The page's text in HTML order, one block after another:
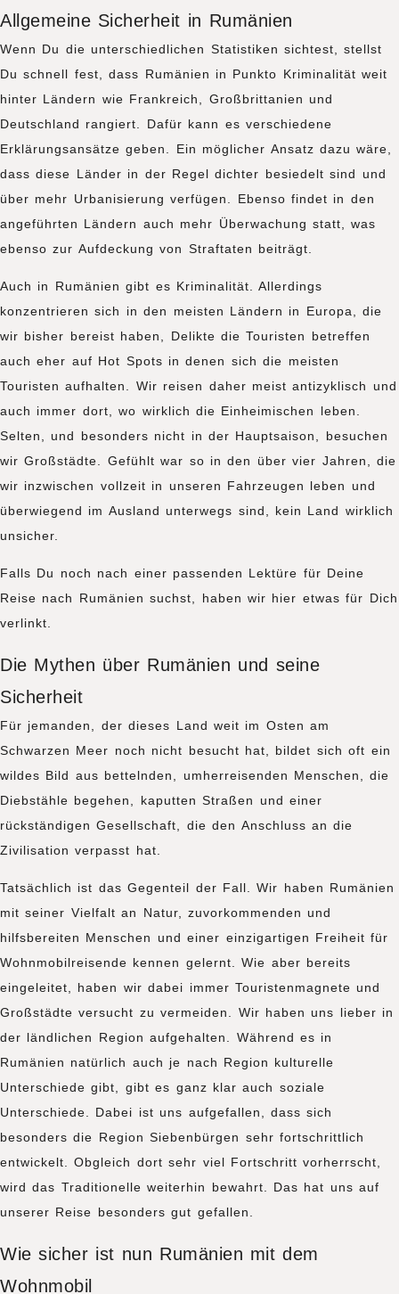
Allgemeine Sicherheit in Rumänien
Wenn Du die unterschiedlichen Statistiken sichtest, stellst
Du schnell fest, dass Rumänien in Punkto Kriminalität weit
hinter Ländern wie Frankreich, Großbrittanien und
Deutschland rangiert. Dafür kann es verschiedene
Erklärungsansätze geben. Ein möglicher Ansatz dazu wäre,
dass diese Länder in der Regel dichter besiedelt sind und
über mehr Urbanisierung verfügen. Ebenso findet in den
angeführten Ländern auch mehr Überwachung statt, was
ebenso zur Aufdeckung von Straftaten beiträgt.
Auch in Rumänien gibt es Kriminalität. Allerdings
konzentrieren sich in den meisten Ländern in Europa, die
wir bisher bereist haben, Delikte die Touristen betreffen
auch eher auf Hot Spots in denen sich die meisten
Touristen aufhalten. Wir reisen daher meist antizyklisch und
auch immer dort, wo wirklich die Einheimischen leben.
Selten, und besonders nicht in der Hauptsaison, besuchen
wir Großstädte. Gefühlt war so in den über vier Jahren, die
wir inzwischen vollzeit in unseren Fahrzeugen leben und
überwiegend im Ausland unterwegs sind, kein Land wirklich
unsicher.
Falls Du noch nach einer passenden Lektüre für Deine
Reise nach Rumänien suchst, haben wir hier etwas für Dich
verlinkt.
Die Mythen über Rumänien und seine
Sicherheit
Für jemanden, der dieses Land weit im Osten am
Schwarzen Meer noch nicht besucht hat, bildet sich oft ein
wildes Bild aus bettelnden, umherreisenden Menschen, die
Diebstähle begehen, kaputten Straßen und einer
rückständigen Gesellschaft, die den Anschluss an die
Zivilisation verpasst hat.
Tatsächlich ist das Gegenteil der Fall. Wir haben Rumänien
mit seiner Vielfalt an Natur, zuvorkommenden und
hilfsbereiten Menschen und einer einzigartigen Freiheit für
Wohnmobilreisende kennen gelernt. Wie aber bereits
eingeleitet, haben wir dabei immer Touristenmagnete und
Großstädte versucht zu vermeiden. Wir haben uns lieber in
der ländlichen Region aufgehalten. Während es in
Rumänien natürlich auch je nach Region kulturelle
Unterschiede gibt, gibt es ganz klar auch soziale
Unterschiede. Dabei ist uns aufgefallen, dass sich
besonders die Region Siebenbürgen sehr fortschrittlich
entwickelt. Obgleich dort sehr viel Fortschritt vorherrscht,
wird das Traditionelle weiterhin bewahrt. Das hat uns auf
unserer Reise besonders gut gefallen.
Wie sicher ist nun Rumänien mit dem
Wohnmobil